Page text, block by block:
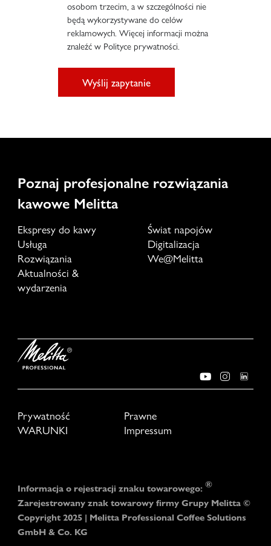
osobom trzecim, a w szczególności nie
będą wykorzystywane do celów
reklamowych. Więcej informacji można
znaleźć w Polityce prywatności.
Wyślij zapytanie
Poznaj profesjonalne rozwiązania
kawowe Melitta
Ekspresy do kawy
Świat napojów
Usługa
Digitalizacja
Rozwiązania
We@Melitta
Aktualności &
wydarzenia
Prywatność
Prawne
WARUNKI
Impressum
Informacja o rejestracji znaku towarowego: ®
Zarejestrowany znak towarowy firmy Grupy Melitta ©
Copyright 2025 | Melitta Professional Coffee Solutions
GmbH & Co. KG